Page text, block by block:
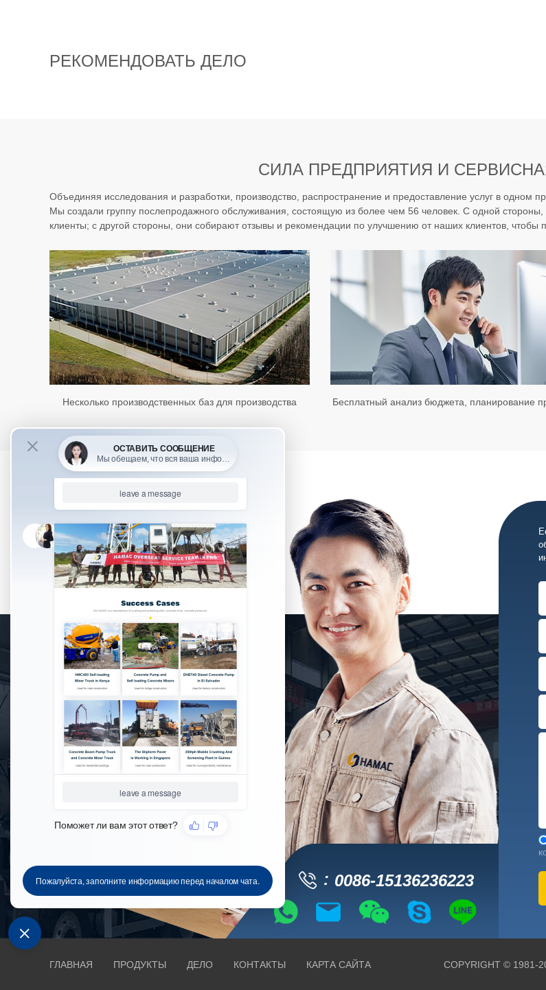
РЕКОМЕНДОВАТЬ ДЕЛО
СИЛА ПРЕДПРИЯТИЯ И
Объединяя исследования и разработки, производство, распространение и предоставление услуг в одном
Мы создали группу послепродажного обслуживания, состоящую из более чем 56 человек. С одной
клиенты; с другой стороны, они собирают отзывы и рекомендации по улучшению от наших клиентов, чтобы
Несколько производственных баз для производства Бесплатный анализ бюджета, планирование
ОСТАВИТЬ СООБЩЕНИЕ
Качество продукции -это жизнь, внимательные услуги -это
движущая сила. HAMAC стремится предоставить нашим
клиентам услуги по консультированию, разработке
место, послепродажному обслуживанию и т. д.
БЕСПЛАТНЫЙ АНАЛИЗ
БЮДЖЕТА,
ПРОГРАММЫ
ВЫСОКОЕ КАЧЕСТВО И
ПОЛНЫЙ СПЕКТР
ОЖИДАНИЯ
0086-15136236223
ГЛАВНАЯ ПРОДУКТЫ ДЕЛО КОНТАКТЫ КАРТА САЙТА COPYRIGHT © 1981-